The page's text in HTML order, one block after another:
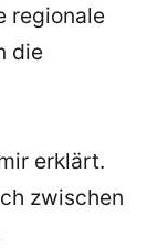
regionale
die
erklärt.
zwischen